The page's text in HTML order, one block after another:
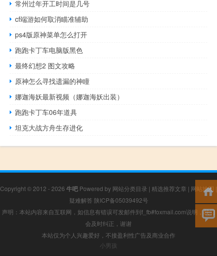
常州过年开工时间是几号
cf端游如何取消瞄准辅助
ps4版原神菜单怎么打开
跑跑卡丁车电脑版黑色
最终幻想2 图文攻略
原神怎么寻找遗漏的神瞳
娜迦海妖最新视频（娜迦海妖出装）
跑跑卡丁车06年道具
坦克大战方舟生存进化
Copyright © 2012 - 2026 牛吧 Powered by 网站分类目录 | 精选推荐文章 | 网站地图 |
疑难解答 陕ICP备05039492号
声明：本站内容来自互联网，如信息有错误可发邮件到f_fb#foxmail.com说明，我们
会及时纠正，谢谢
本站仅为个人兴趣爱好，不接盈利性广告及商业合作
小男孩